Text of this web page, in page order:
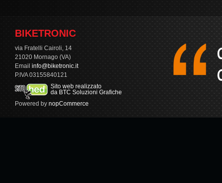
BIKETRONIC
via Fratelli Cairoli, 14
21020 Mornago (VA)
Email info@biketronic.it
P.IVA 03155840121
Sito web realizzato
da BTC Soluzioni Grafiche
Powered by nopCommerce